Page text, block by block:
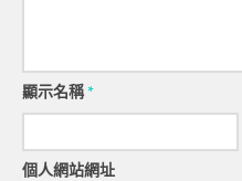
顯示名稱*
個人網站網址